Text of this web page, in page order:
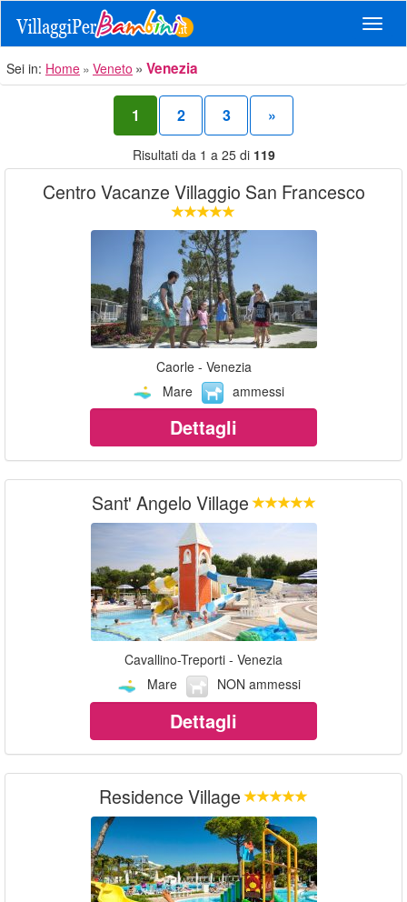
Sei in: Home Veneto Venezia
1 2 3 »
Risultati da 1 a 25 di 119
Centro Vacanze Villaggio San Francesco
Caorle - Venezia
Mare
ammessi
Dettagli
Sant' Angelo Village
Cavallino-Treporti - Venezia
Mare
NON ammessi
Dettagli
Residence Village